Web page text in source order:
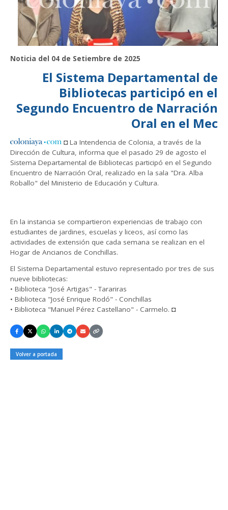
Noticia del 04 de Setiembre de 2025
El Sistema Departamental de
Bibliotecas participó en el
Segundo Encuentro de Narración
Oral en el Mec
◘ La Intendencia de Colonia, a través de la
Dirección de Cultura, informa que el pasado 29 de agosto el
Sistema Departamental de Bibliotecas participó en el Segundo
Encuentro de Narración Oral, realizado en la sala "Dra. Alba
Roballo" del Ministerio de Educación y Cultura.
En la instancia se compartieron experiencias de trabajo con
estudiantes de jardines, escuelas y liceos, así como las
actividades de extensión que cada semana se realizan en el
Hogar de Ancianos de Conchillas.
El Sistema Departamental estuvo representado por tres de sus
nueve bibliotecas:
• Biblioteca "José Artigas" - Tarariras
• Biblioteca "José Enrique Rodó" - Conchillas
• Biblioteca "Manuel Pérez Castellano" - Carmelo. ◘
Volver a portada